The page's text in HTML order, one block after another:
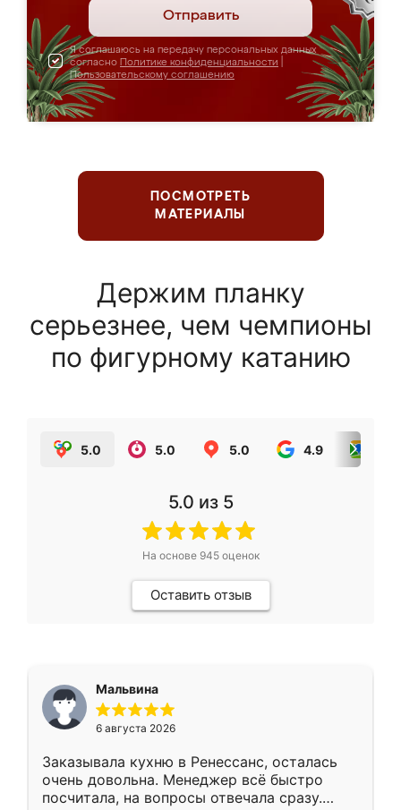
Отправить
Я соглашаюсь на передачу персональных данных
согласно Политике конфиденциальности
Пользовательскому соглашению
ПОСМОТРЕТЬ
МАТЕРИАЛЫ
Держим планку
серьезнее, чем чемпионы
по фигурному катанию
5.0 5.0 5.0 4.9
5.0 из 5
На основе 945оценок
Оставить отзыв
Мальвина
6 августа 2026
Заказывала кухню в Ренессанс, осталась
очень довольна. Менеджер всё быстро
посчитала, на вопросы отвечала сразу.